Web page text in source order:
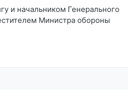
и начальником Генерального
Министра обороны